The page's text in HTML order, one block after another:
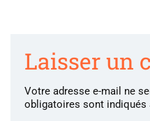
Laisser un
Votre adresse e-mail ne
obligatoires sont indiqués